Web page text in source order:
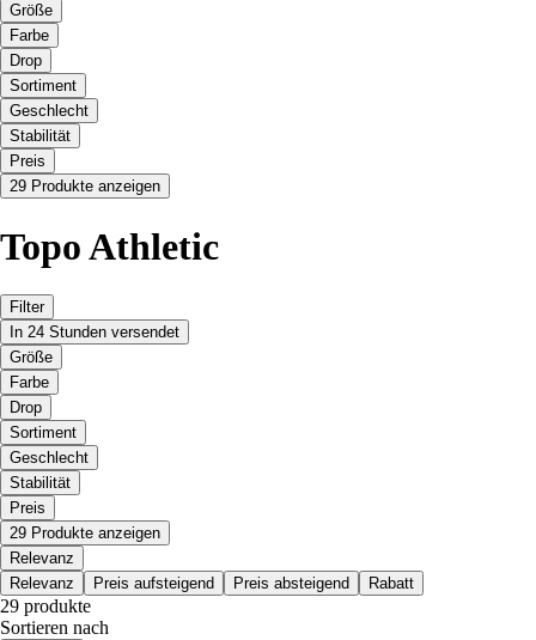
Größe
Farbe
Drop
Sortiment
Geschlecht
Stabilität
Preis
29 Produkte anzeigen
Topo Athletic
Filter
In 24 Stunden versendet
Größe
Farbe
Drop
Sortiment
Geschlecht
Stabilität
Preis
29 Produkte anzeigen
Relevanz
Relevanz
Preis aufsteigend Preis absteigend Rabatt
29 produkte
Sortieren nach